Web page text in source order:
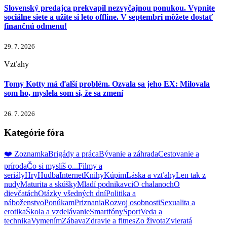
Slovenský predajca prekvapil nezvyčajnou ponukou. Vypnite
sociálne siete a užite si leto offline. V septembri môžete dostať
finančnú odmenu!
29. 7. 2026
Vzťahy
Tomy Kotty má ďalší problém. Ozvala sa jeho EX: Milovala
som ho, myslela som si, že sa zmení
26. 7. 2026
Kategórie fóra
❤️ ZoznamkaBrigády a prácaBývanie a záhradaCestovanie a
prírodaČo si myslíš o...Filmy a
seriályHryHudbaInternetKnihyKúpimLáska a vzťahyLen tak z
nudyMaturita a skúškyMladí podnikavciO chalanochO
dievčatáchOtázky všedných dníPolitika a
náboženstvoPonúkamPriznaniaRozvoj osobnostiSexualita a
erotikaŠkola a vzdelávanieSmartfónyŠportVeda a
technikaVymenímZábavaZdravie a fitnesZo životaZvieratá